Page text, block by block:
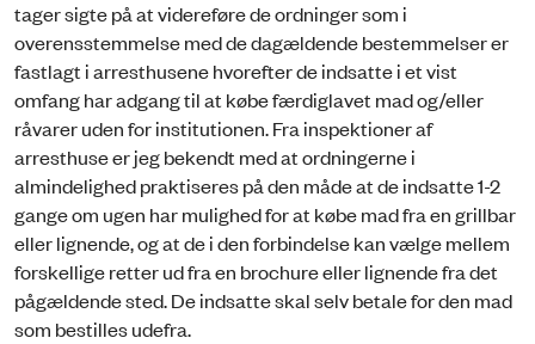
tager sigte på at videreføre de ordninger som i
overensstemmelse med de dagældende bestemmelser er
fastlagt i arresthusene hvorefter de indsatte i et vist
omfang har adgang til at købe færdiglavet mad og/eller
råvarer uden for institutionen. Fra inspektioner af
arresthuse er jeg bekendt med at ordningerne i
almindelighed praktiseres på den måde at de indsatte 1-2
gange om ugen har mulighed for at købe mad fra en grillbar
eller lignende, og at de i den forbindelse kan vælge mellem
forskellige retter ud fra en brochure eller lignende fra det
pågældende sted. De indsatte skal selv betale for den mad
som bestilles udefra.